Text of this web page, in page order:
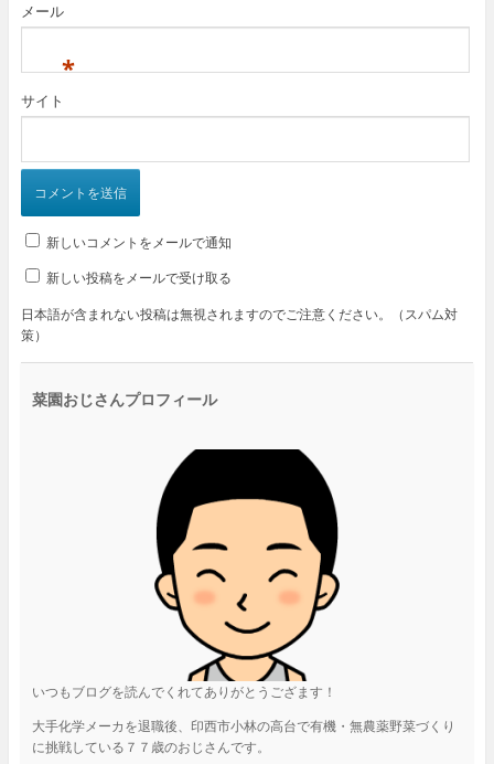
メール
*
サイト
新しいコメントをメールで通知
新しい投稿をメールで受け取る
日本語が含まれない投稿は無視されますのでご注意ください。（スパム対
策）
菜園おじさんプロフィール
いつもブログを読んでくれてありがとうござます！
大手化学メーカを退職後、印西市小林の高台で有機・無農薬野菜づくり
に挑戦している７７歳のおじさんです。